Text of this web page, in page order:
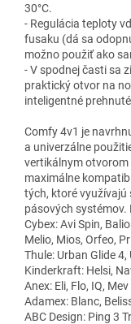
30°C.
- Regulácia teploty
fusaku (dá sa
možno použiť ako
- V spodnej časti sa
praktický otvor na
inteligentné
Comfy 4v1 je
a univerzálne
vertikálnym otvorom
maximálne
tých, ktoré využívajú
pásových
Cybex: Avi Spin,
Melio, Mios, Orfeo,
Thule: Urban Glide
Kinderkraft: Helsi,
Anex: Eli, Flo, IQ, Mev
Adamex: Blanc,
ABC Design: Ping 3